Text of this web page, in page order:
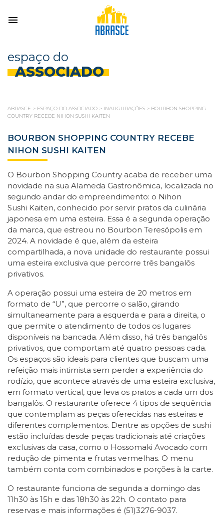
espaço do
ASSOCIADO
ABRASCE > ESPAÇO DO ASSOCIADO > INAUGURAÇÕES > BOURBON SHOPPING
COUNTRY RECEBE NIHON SUSHI KAITEN
BOURBON SHOPPING COUNTRY RECEBE
NIHON SUSHI KAITEN
O Bourbon Shopping Country acaba de receber uma
novidade na sua Alameda Gastronômica, localizada no
segundo andar do empreendimento: o Nihon
Sushi Kaiten, conhecido por servir pratos da culinária
japonesa em uma esteira. Essa é a segunda operação
da marca, que estreou no Bourbon Teresópolis em
2024. A novidade é que, além da esteira
compartilhada, a nova unidade do restaurante possui
uma esteira exclusiva que percorre três bangalôs
privativos.
A operação possui uma esteira de 20 metros em
formato de “U”, que percorre o salão, girando
simultaneamente para a esquerda e para a direita, o
que permite o atendimento de todos os lugares
disponíveis na bancada. Além disso, há três bangalôs
privativos, que comportam até quatro pessoas cada.
Os espaços são ideais para clientes que buscam uma
refeição mais intimista sem perder a experiência do
rodízio, que acontece através de uma esteira exclusiva,
em formato vertical, que leva os pratos a cada um dos
bangalôs. O restaurante oferece 4 tipos de sequência
que contemplam as peças oferecidas nas esteiras e
diferentes complementos. Dentre as opções de sushi
estão incluídas desde peças tradicionais até criações
exclusivas da casa, como o Hossomaki Avocado com
redução de pimenta e frutas vermelhas. O menu
também conta com combinados e porções à la carte.
O restaurante funciona de segunda a domingo das
11h30 às 15h e das 18h30 às 22h. O contato para
reservas e mais informações é (51)3276-9037.